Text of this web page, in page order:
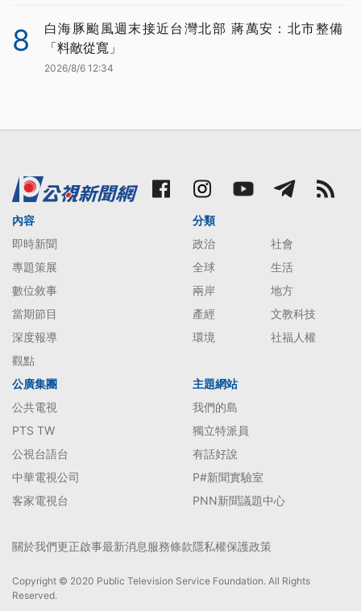
8
白海豚颱風週末接近台灣北部 蔣萬安：北市整備
「料敵從寬」
2026/8/6 12:34
內容
即時新聞
專題策展
數位敘事
當期節目
深度報導
觀點
分類
政治
社會
全球
生活
兩岸
地方
產經
文教科技
環境
社福人權
公廣集團
公共電視
PTS TW
公視台語台
中華電視公司
客家電視台
主題網站
我們的島
獨立特派員
有話好說
P#新聞實驗室
PNN新聞議題中心
關於我們更正啟事最新消息服務條款隱私權保護政策
Copyright © 2020 Public Television Service Foundation. All Rights
Reserved.